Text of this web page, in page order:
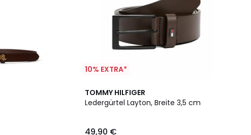
10% EXTRA*
TOMMY HILFIGER
Ledergürtel Layton, Breite 3,5 cm
49,90 €
5
/
2
Farben